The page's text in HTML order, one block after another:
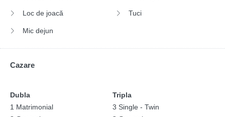
Loc de joacă
Mic dejun
Tuci
Cazare
Dubla
1 Matrimonial
Tripla
3 Single - Twin